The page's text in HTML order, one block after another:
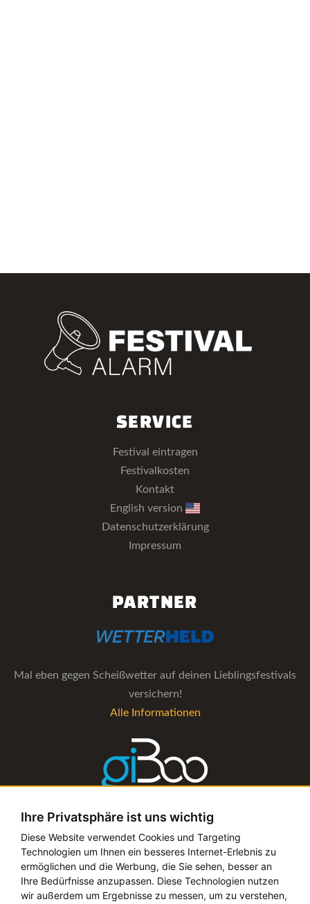
Ihre Privatsphäre ist uns wichtig
Diese Website verwendet Cookies und Targeting
Technologien um Ihnen ein besseres Internet-Erlebnis zu
ermöglichen und die Werbung, die Sie sehen, besser an
Ihre Bedürfnisse anzupassen. Diese Technologien nutzen
wir außerdem um Ergebnisse zu messen, um zu verstehen,
SERVICE
Festival eintragen
Festivalkosten
Kontakt
English version
Datenschutzerklärung
Impressum
PARTNER
Mal eben gegen Scheißwetter auf deinen Lieblingsfestivals
versichern!
Alle Informationen
Die Verwaltungs-Software für alle Künstler- und
Bookingagenturen
Alle Informationen